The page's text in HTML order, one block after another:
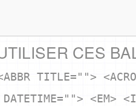
CES
TITLE="">
DATETIME=""> <EM>